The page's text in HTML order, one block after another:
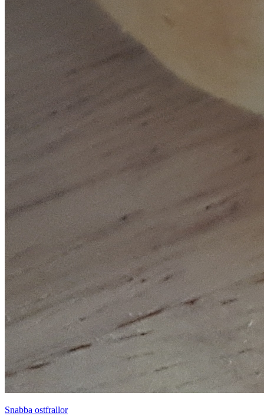
Snabba ostfrallor